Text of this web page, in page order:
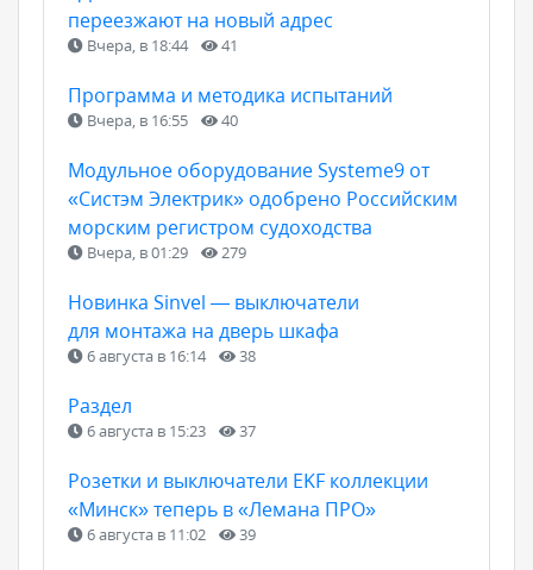
переезжают на новый адрес
Вчера, в 18:44 41
Программа и методика испытаний
Вчера, в 16:55 40
Модульное оборудование Systeme9 от
«Систэм Электрик» одобрено Российским
морским регистром судоходства
Вчера, в 01:29 279
Новинка Sinvel — выключатели
для монтажа на дверь шкафа
6 августа в 16:14 38
Раздел
6 августа в 15:23 37
Розетки и выключатели EKF коллекции
«Минск» теперь в «Лемана ПРО»
6 августа в 11:02 39